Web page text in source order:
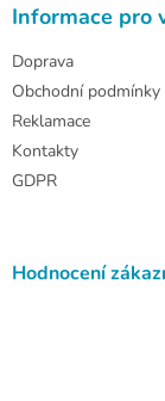
Informace pro
Doprava
Obchodní podmínky
Reklamace
Kontakty
GDPR
Hodnocení